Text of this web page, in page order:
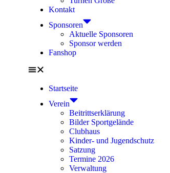
Kontakt
Sponsoren
Aktuelle Sponsoren
Sponsor werden
Fanshop
Startseite
Verein
Beitrittserklärung
Bilder Sportgelände
Clubhaus
Kinder- und Jugendschutz
Satzung
Termine 2026
Verwaltung